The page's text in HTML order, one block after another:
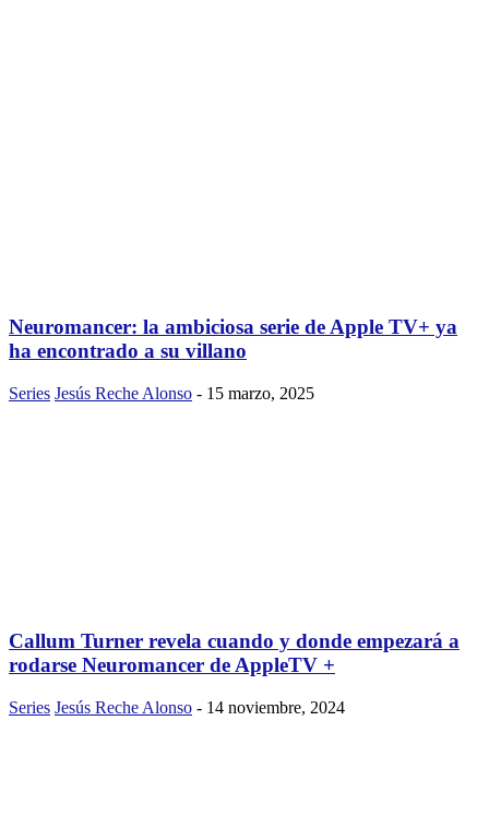
Neuromancer: la ambiciosa serie de Apple TV+ ya
ha encontrado a su villano
Series Jesús Reche Alonso - 15 marzo, 2025
Callum Turner revela cuando y donde empezará a
rodarse Neuromancer de AppleTV +
Series Jesús Reche Alonso - 14 noviembre, 2024